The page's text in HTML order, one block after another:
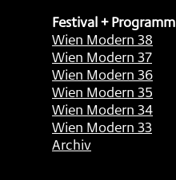
Festival + Programm
Wien Modern 38
Wien Modern 37
Wien Modern 36
Wien Modern 35
Wien Modern 34
Wien Modern 33
Archiv